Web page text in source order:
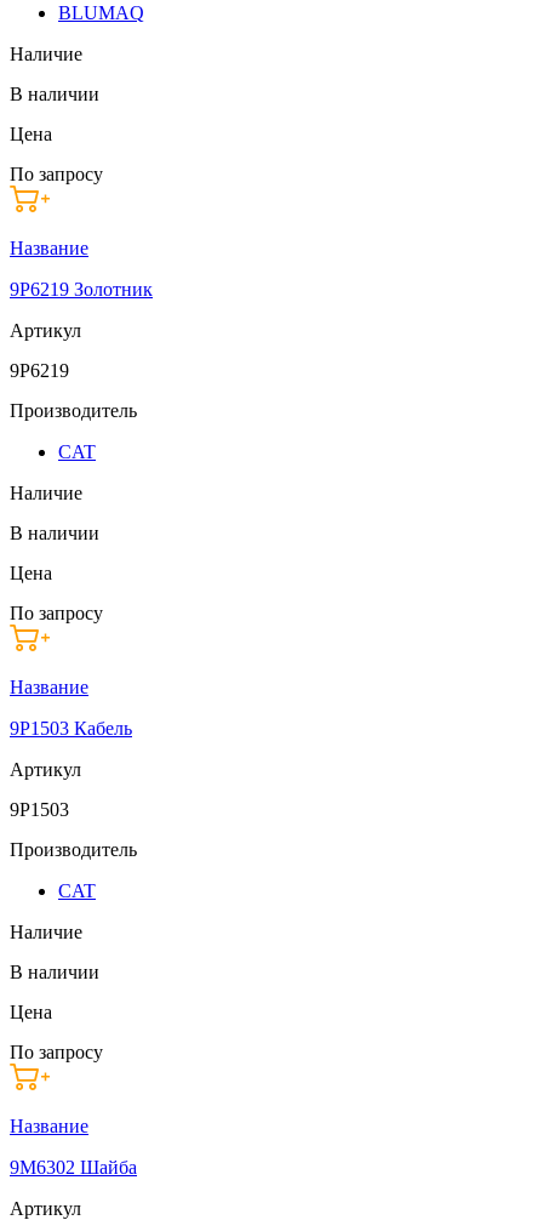
BLUMAQ
Наличие
В наличии
Цена
По запросу
Название
9P6219 Золотник
Артикул
9P6219
Производитель
CAT
Наличие
В наличии
Цена
По запросу
Название
9P1503 Кабель
Артикул
9P1503
Производитель
CAT
Наличие
В наличии
Цена
По запросу
Название
9M6302 Шайба
Артикул